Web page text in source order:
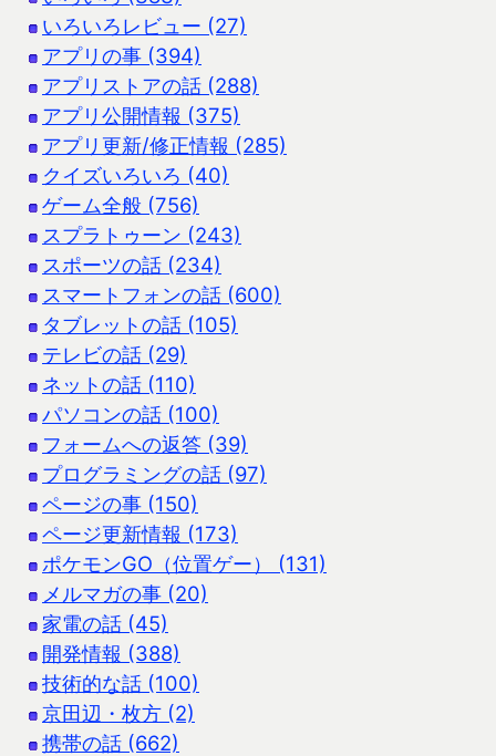
いろいろレビュー (27)
アプリの事 (394)
アプリストアの話 (288)
アプリ公開情報 (375)
アプリ更新/修正情報 (285)
クイズいろいろ (40)
ゲーム全般 (756)
スプラトゥーン (243)
スポーツの話 (234)
スマートフォンの話 (600)
タブレットの話 (105)
テレビの話 (29)
ネットの話 (110)
パソコンの話 (100)
フォームへの返答 (39)
プログラミングの話 (97)
ページの事 (150)
ページ更新情報 (173)
ポケモンGO（位置ゲー） (131)
メルマガの事 (20)
家電の話 (45)
開発情報 (388)
技術的な話 (100)
京田辺・枚方 (2)
携帯の話 (662)